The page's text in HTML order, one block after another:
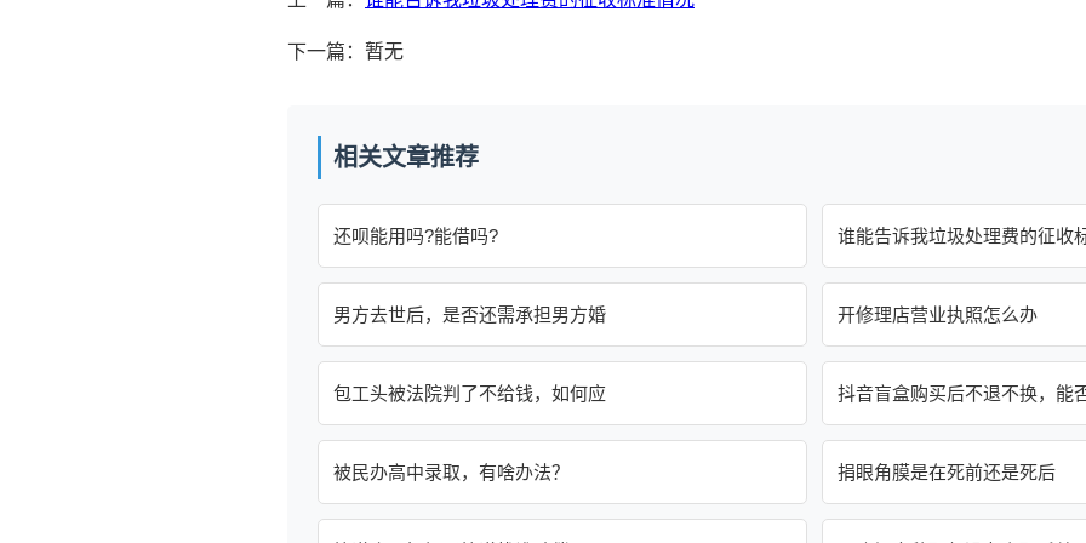
下一篇：暂无
相关文章推荐
还呗能用吗?能借吗? 谁能告诉我垃圾处理费的征收
男方去世后，是否还需承担男方婚 开修理店营业执照怎么办
包工头被法院判了不给钱，如何应 抖音盲盒购买后不退不换，能
被民办高中录取，有啥办法？ 捐眼角膜是在死前还是死后